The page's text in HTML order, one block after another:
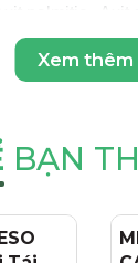
palmitic , Axit
5-ol, BHT,
cây Punica
Coumarin,
tripeptide-38.
KEM DƯỠNG
Xem thêm
BẠN
- 4%